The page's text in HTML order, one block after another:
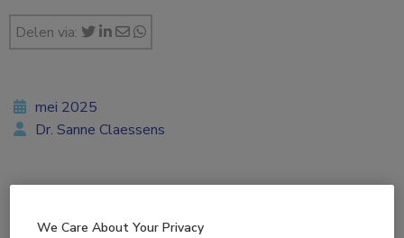
Delen via:
mei 2025
Dr. Sanne Claessens
Neurologie
We Care About Your Privacy